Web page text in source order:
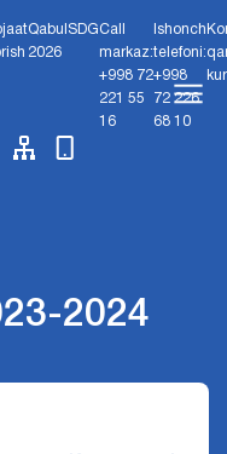
Qabul
2026
SDGCall
markaz:
+998 72
221 55
16
Ishonch
telefoni:
+998
72 226
68 10
2024